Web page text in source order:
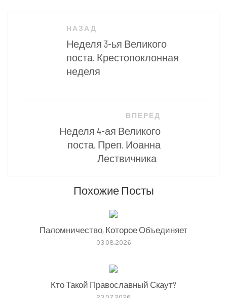
НАЗАД
Неделя 3-ья Великого
поста. Крестопоклонная
неделя
ВПЕРЕД
Неделя 4-ая Великого
поста. Преп. Иоанна
Лествичника
Похожие Посты
Паломничество, Которое Объединяет
03.08.2026
Кто Такой Православный Скаут?